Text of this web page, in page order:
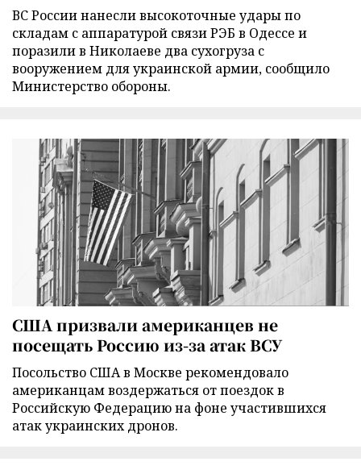
ВС России нанесли высокоточные удары по
складам с аппаратурой связи РЭБ в Одессе и
поразили в Николаеве два сухогруза с
вооружением для украинской армии, сообщило
Министерство обороны.
США призвали американцев не
посещать Россию из-за атак ВСУ
Посольство США в Москве рекомендовало
американцам воздержаться от поездок в
Российскую Федерацию на фоне участившихся
атак украинских дронов.